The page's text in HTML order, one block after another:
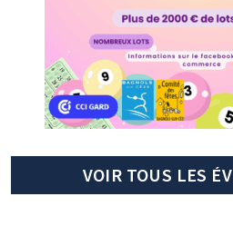
VOIR TOUS LES